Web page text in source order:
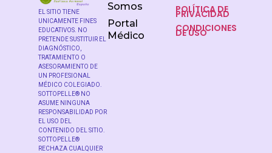
EL SITIO TIENE
UNICAMENTE FINES
EDUCATIVOS. NO
PRETENDE SUSTITUIR EL
DIAGNÓSTICO,
TRATAMIENTO O
ASESORAMIENTO DE
UN PROFESIONAL
MÉDICO COLEGIADO.
SOTTOPELLE® NO
ASUME NINGUNA
RESPONSABILIDAD POR
EL USO DEL
CONTENIDO DEL SITIO.
SOTTOPELLE®
RECHAZA CUALQUIER
Somos
Portal
Médico
POLÍTICA DE
PRIVACIDAD
CONDICIONES
DE USO